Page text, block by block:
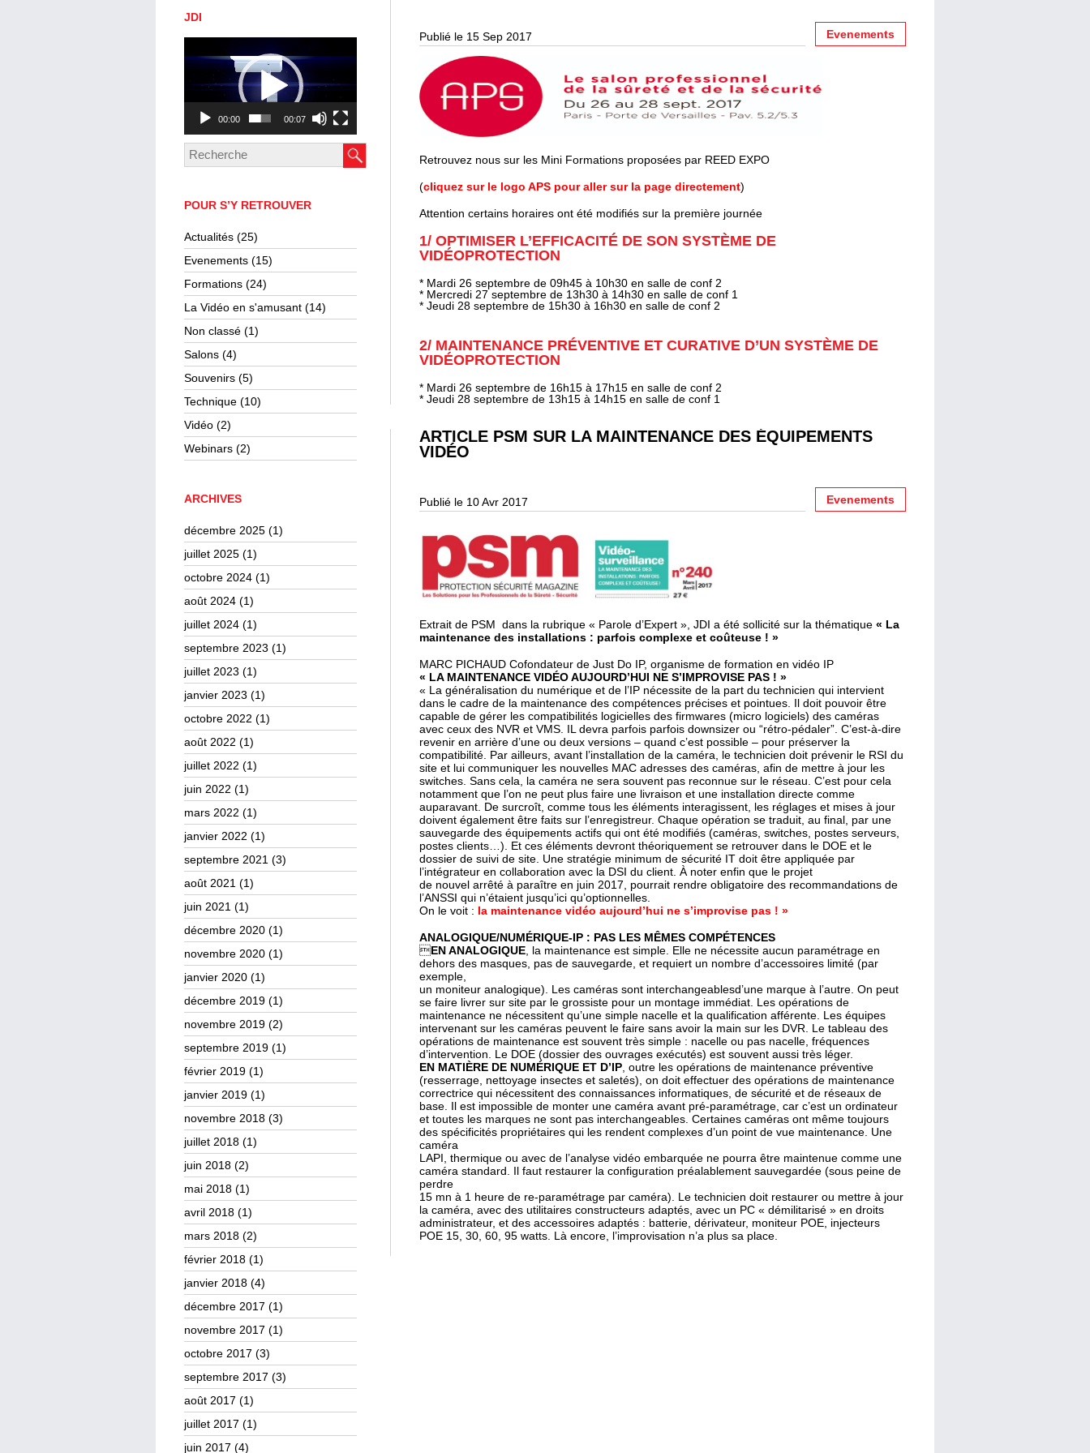
JDI
vidéo
00:00 00:07
POUR S’Y RETROUVER
Actualités (25)
Evenements (15)
Formations (24)
La Vidéo en s'amusant (14)
Non classé (1)
Salons (4)
Souvenirs (5)
Technique (10)
Vidéo (2)
Webinars (2)
ARCHIVES
décembre 2025 (1)
juillet 2025 (1)
octobre 2024 (1)
août 2024 (1)
juillet 2024 (1)
septembre 2023 (1)
juillet 2023 (1)
janvier 2023 (1)
octobre 2022 (1)
août 2022 (1)
juillet 2022 (1)
juin 2022 (1)
mars 2022 (1)
janvier 2022 (1)
septembre 2021 (3)
août 2021 (1)
juin 2021 (1)
décembre 2020 (1)
novembre 2020 (1)
janvier 2020 (1)
décembre 2019 (1)
novembre 2019 (2)
septembre 2019 (1)
février 2019 (1)
janvier 2019 (1)
novembre 2018 (3)
juillet 2018 (1)
juin 2018 (2)
mai 2018 (1)
avril 2018 (1)
mars 2018 (2)
février 2018 (1)
janvier 2018 (4)
décembre 2017 (1)
novembre 2017 (1)
octobre 2017 (3)
septembre 2017 (3)
août 2017 (1)
juillet 2017 (1)
juin 2017 (4)
Evenements
Publié le 15 Sep 2017
Retrouvez nous sur les Mini Formations proposées par REED EXPO
(cliquez sur le logo APS pour aller sur la page directement)
Attention certains horaires ont été modifiés sur la première journée
1/ OPTIMISER L’EFFICACITÉ DE SON SYSTÈME DE
VIDÉOPROTECTION
* Mardi 26 septembre de 09h45 à 10h30 en salle de conf 2
* Mercredi 27 septembre de 13h30 à 14h30 en salle de conf 1
* Jeudi 28 septembre de 15h30 à 16h30 en salle de conf 2
2/ MAINTENANCE PRÉVENTIVE ET CURATIVE D’UN SYSTÈME DE
VIDÉOPROTECTION
* Mardi 26 septembre de 16h15 à 17h15 en salle de conf 2
* Jeudi 28 septembre de 13h15 à 14h15 en salle de conf 1
ARTICLE PSM SUR LA MAINTENANCE DES ÉQUIPEMENTS
VIDÉO
Evenements
Publié le 10 Avr 2017
Extrait de PSM dans la rubrique « Parole d’Expert », JDI a été sollicité sur la thématique « La
maintenance des installations : parfois complexe et coûteuse ! »
MARC PICHAUD Cofondateur de Just Do IP, organisme de formation en vidéo IP
« LA MAINTENANCE VIDÉO AUJOURD’HUI NE S’IMPROVISE PAS ! »
« La généralisation du numérique et de l’IP nécessite de la part du technicien qui intervient
dans le cadre de la maintenance des compétences précises et pointues. Il doit pouvoir être
capable de gérer les compatibilités logicielles des firmwares (micro logiciels) des caméras
avec ceux des NVR et VMS. IL devra parfois parfois downsizer ou “rétro-pédaler”. C’est-à-dire
revenir en arrière d’une ou deux versions – quand c’est possible – pour préserver la
compatibilité. Par ailleurs, avant l’installation de la caméra, le technicien doit prévenir le RSI du
site et lui communiquer les nouvelles MAC adresses des caméras, afin de mettre à jour les
switches. Sans cela, la caméra ne sera souvent pas reconnue sur le réseau. C’est pour cela
notamment que l’on ne peut plus faire une livraison et une installation directe comme
auparavant. De surcroît, comme tous les éléments interagissent, les réglages et mises à jour
doivent également être faits sur l’enregistreur. Chaque opération se traduit, au final, par une
sauvegarde des équipements actifs qui ont été modifiés (caméras, switches, postes serveurs,
postes clients…). Et ces éléments devront théoriquement se retrouver dans le DOE et le
dossier de suivi de site. Une stratégie minimum de sécurité IT doit être appliquée par
l’intégrateur en collaboration avec la DSI du client. À noter enfin que le projet
de nouvel arrêté à paraître en juin 2017, pourrait rendre obligatoire des recommandations de
l’ANSSI qui n’étaient jusqu’ici qu’optionnelles.
On le voit : la maintenance vidéo aujourd’hui ne s’improvise pas ! »
ANALOGIQUE/NUMÉRIQUE-IP : PAS LES MÊMES COMPÉTENCES
EN ANALOGIQUE , la maintenance est simple. Elle ne nécessite aucun paramétrage en
dehors des masques, pas de sauvegarde, et requiert un nombre d’accessoires limité (par
exemple,
un moniteur analogique). Les caméras sont interchangeablesd’une marque à l’autre. On peut
se faire livrer sur site par le grossiste pour un montage immédiat. Les opérations de
maintenance ne nécessitent qu’une simple nacelle et la qualification afférente. Les équipes
intervenant sur les caméras peuvent le faire sans avoir la main sur les DVR. Le tableau des
opérations de maintenance est souvent très simple : nacelle ou pas nacelle, fréquences
d’intervention. Le DOE (dossier des ouvrages exécutés) est souvent aussi très léger.
EN MATIÈRE DE NUMÉRIQUE ET D’IP , outre les opérations de maintenance préventive
(resserrage, nettoyage insectes et saletés), on doit effectuer des opérations de maintenance
correctrice qui nécessitent des connaissances informatiques, de sécurité et de réseaux de
base. Il est impossible de monter une caméra avant pré-paramétrage, car c’est un ordinateur
et toutes les marques ne sont pas interchangeables. Certaines caméras ont même toujours
des spécificités propriétaires qui les rendent complexes d’un point de vue maintenance. Une
caméra
LAPI, thermique ou avec de l’analyse vidéo embarquée ne pourra être maintenue comme une
caméra standard. Il faut restaurer la configuration préalablement sauvegardée (sous peine de
perdre
15 mn à 1 heure de re-paramétrage par caméra). Le technicien doit restaurer ou mettre à jour
la caméra, avec des utilitaires constructeurs adaptés, avec un PC « démilitarisé » en droits
administrateur, et des accessoires adaptés : batterie, dérivateur, moniteur POE, injecteurs
POE 15, 30, 60, 95 watts. Là encore, l’improvisation n’a plus sa place.